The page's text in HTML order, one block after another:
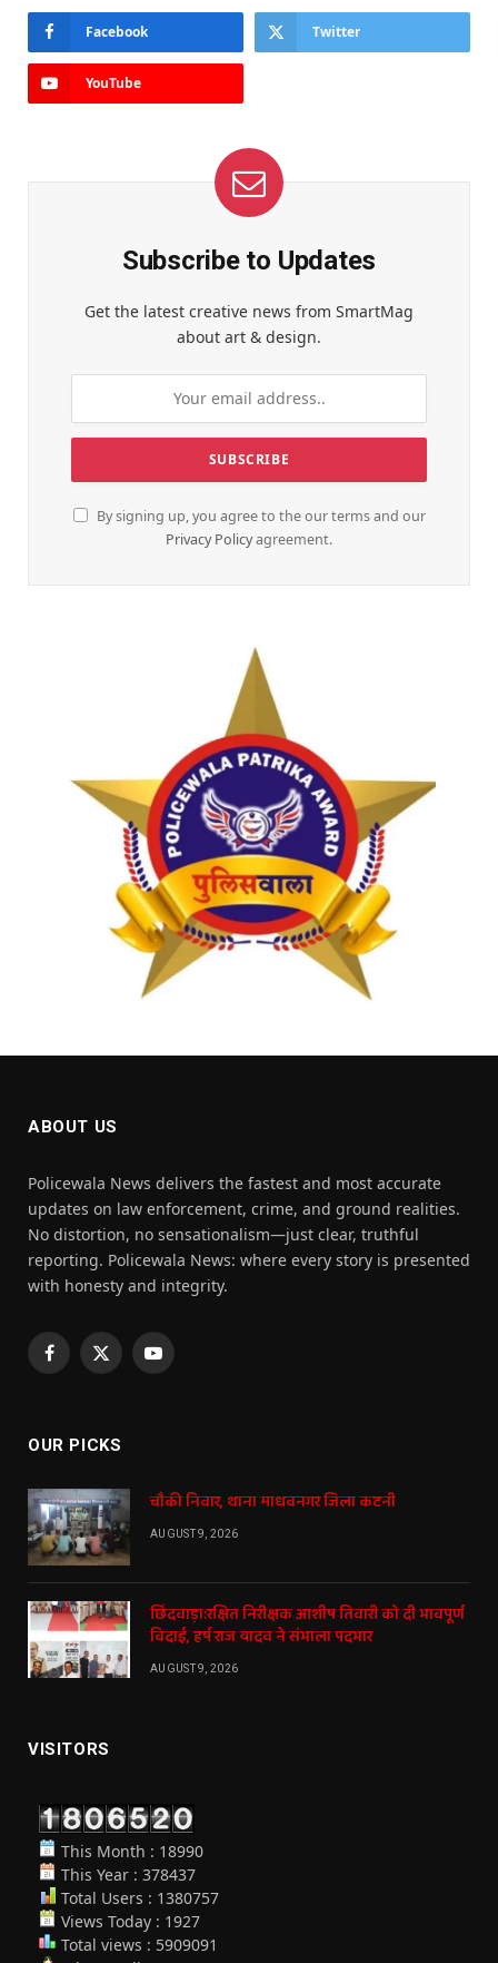
Facebook Twitter
YouTube
Subscribe to Updates
Get the latest creative news from SmartMag
about art & design.
By signing up, you agree to the our terms and our
Privacy Policyagreement.
ABOUT US
Policewala News delivers the fastest and most accurate
updates on law enforcement, crime, and ground realities.
No distortion, no sensationalism—just clear, truthful
reporting. Policewala News: where every story is presented
with honesty and integrity.
Facebook
X
YouTube
OUR PICKS
चौकी निवार, थाना माधवनगर जिला कटनी
AUGUST 9, 2026
छिंदवाड़ा:रक्षित निरीक्षक आशीष तिवारी को दी भावपूर्ण
विदाई, हर्ष राज यादव ने संभाला पदभार
AUGUST 9, 2026
VISITORS
This Month : 18990
This Year : 378437
Total Users : 1380757
Views Today : 1927
Total views : 5909091